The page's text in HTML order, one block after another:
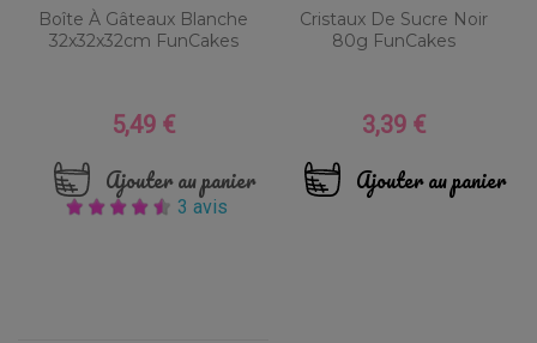
Boîte À Gâteaux Blanche
32x32x32cm FunCakes
Prix
5,49 €
Ajouter au panier
3 avis
Cristaux De Sucre Noir
80g FunCakes
Prix
3,39 €
Ajouter au panier